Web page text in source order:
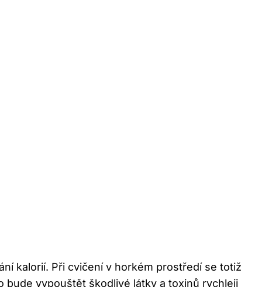
kalorií. Při cvičení v horkém prostředí se totiž
bude vypouštět škodlivé látky a toxinů rychleji